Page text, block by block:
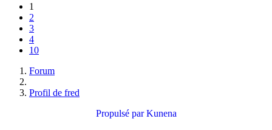
1
2
3
4
10
Forum
Profil de fred
Propulsé parKunena